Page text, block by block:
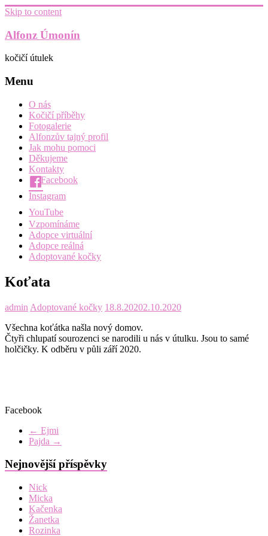
Skip to content
Alfonz Úmonín
kočičí útulek
Menu
O nás
Kočičí příběhy
Fotogalerie
Alfonzův tajný profil
Jak mohu pomoci
Děkujeme
Kontakty
Facebook
Instagram
YouTube
Vzpomínáme
Adopce virtuální
Adopce reálná
Adoptované kočky
Koťata
admin Adoptované kočky 18.8.20202.10.2020
Všechna koťátka našla nový domov.
Čtyři chlupatí sourozenci se narodili u nás v útulku. Jsou to samé
holčičky. K odběru v půli září 2020.
Facebook
← Ejmi
Pajda →
Nejnovější příspěvky
Nick
Micka
Kačenka
Žanetka
Rozinka